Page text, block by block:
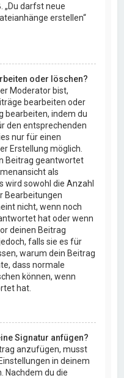
„Du darfst neue
erstellen“
oder löschen?
Moderator bist,
bearbeiten oder
bearbeiten, indem du
den entsprechenden
nur für einen
Erstellung möglich.
Beitrag geantwortet
als
wird sowohl die Anzahl
Bearbeitungen
nicht, wenn noch
hat oder wenn
deinen Beitrag
falls sie es für
warum dein Beitrag
dass normale
können, wenn
hat.
Signatur anfügen?
anzufügen, musst
in deinem
Nachdem du die